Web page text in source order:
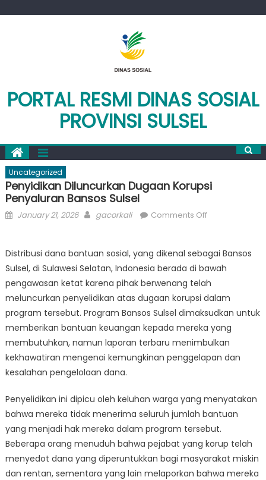
PORTAL RESMI DINAS SOSIAL
PROVINSI SULSEL
Uncategorized
Penyidikan Diluncurkan Dugaan Korupsi
Penyaluran Bansos Sulsel
Posted
January 21, 2026 Author
gacorkali Comments Offon
Dugaan
Korupsi
Penyaluran
Bansos
Sulsel
Distribusi dana bantuan sosial, yang dikenal sebagai Bansos
Sulsel, di Sulawesi Selatan, Indonesia berada di bawah
pengawasan ketat karena pihak berwenang telah
meluncurkan penyelidikan atas dugaan korupsi dalam
program tersebut. Program Bansos Sulsel dimaksudkan untuk
memberikan bantuan keuangan kepada mereka yang
membutuhkan, namun laporan terbaru menimbulkan
kekhawatiran mengenai kemungkinan penggelapan dan
kesalahan pengelolaan dana.
Penyelidikan ini dipicu oleh keluhan warga yang menyatakan
bahwa mereka tidak menerima seluruh jumlah bantuan
yang menjadi hak mereka dalam program tersebut.
Beberapa orang menuduh bahwa pejabat yang korup telah
menyedot dana yang diperuntukkan bagi masyarakat miskin
dan rentan, sementara yang lain melaporkan bahwa mereka